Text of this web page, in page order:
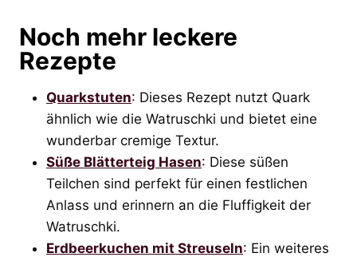
Noch mehr leckere
Rezepte
Quarkstuten: Dieses Rezept nutzt Quark
ähnlich wie die Watruschki und bietet eine
wunderbar cremige Textur.
Süße Blätterteig Hasen: Diese süßen
Teilchen sind perfekt für einen festlichen
Anlass und erinnern an die Fluffigkeit der
Watruschki.
Erdbeerkuchen mit Streuseln: Ein weiteres